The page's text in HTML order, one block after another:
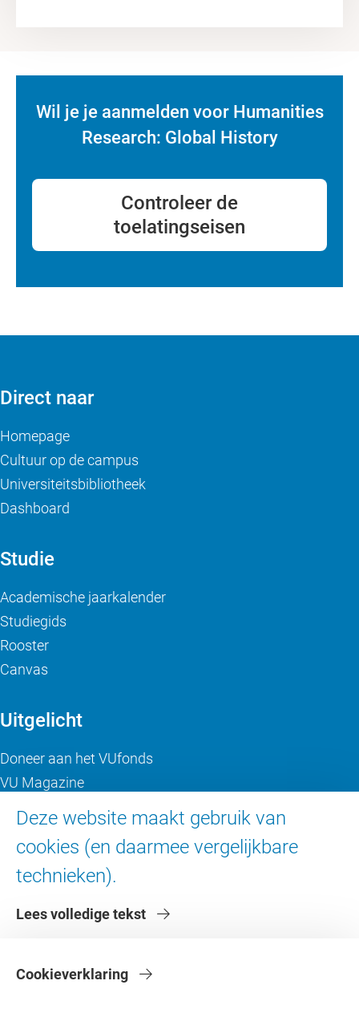
Wil je je aanmelden voor Humanities
Research: Global History
Controleer de
toelatingseisen
Deze website maakt gebruik van
cookies (en daarmee vergelijkbare
technieken).
Lees volledige tekst
Cookieverklaring
Direct naar
Homepage
Cultuur op de campus
Universiteitsbibliotheek
Dashboard
Studie
Academische jaarkalender
Studiegids
Rooster
Canvas
Uitgelicht
Doneer aan het VUfonds
VU Magazine
Over de VU
Contact en route
Faculteiten